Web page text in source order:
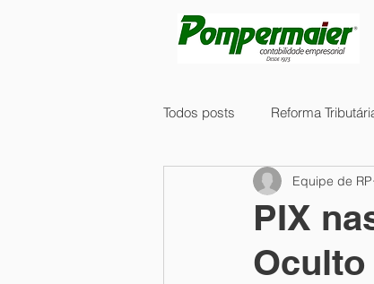
Todos posts Reforma
Tecnologia Compras
Regimes Diferenciados IBS/
PIX
Oculto
Equipe de RP